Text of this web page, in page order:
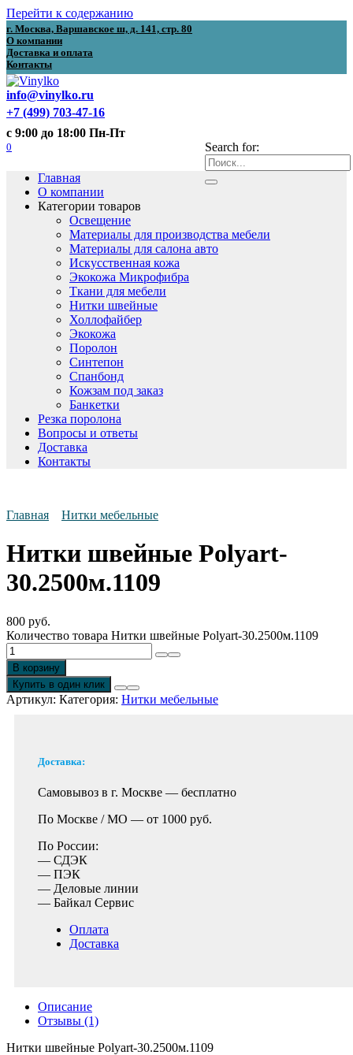
Перейти к содержанию
г. Москва, Варшавское ш, д. 141, стр. 80
О компании
Доставка и оплата
Контакты
info@vinylko.ru
+7 (499) 703-47-16
с 9:00 до 18:00 Пн-Пт
Search for:
0
Главная
О компании
Категории товаров
Освещение
Материалы для производства мебели
Материалы для салона авто
Искусственная кожа
Экокожа Микрофибра
Ткани для мебели
Нитки швейные
Холлофайбер
Экокожа
Поролон
Синтепон
Спанбонд
Кожзам под заказ
Банкетки
Резка поролона
Вопросы и ответы
Доставка
Контакты
Главная Нитки мебельные
Нитки швейные Polyart-
30.2500м.1109
800 руб.
Количество товара Нитки швейные Polyart-30.2500м.1109
В корзину
Купить в один клик
Артикул: Категория: Нитки мебельные
Доставка:
Самовывоз в г. Москве — бесплатно
По Москве / МО — от 1000 руб.
По России:
— СДЭК
— ПЭК
— Деловые линии
— Байкал Сервис
Оплата
Доставка
Описание
Отзывы (1)
Нитки швейные Polyart-30.2500м.1109